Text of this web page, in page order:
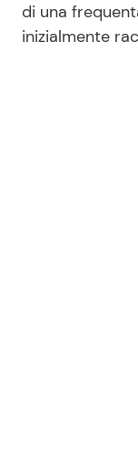
di una
inizialmente